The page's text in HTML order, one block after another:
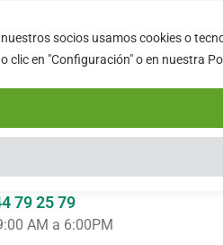
socios usamos cookies o
clic en "Configuración" o en nuestra
– España
Soporte Online
79 25 79
AM a 6:00PM